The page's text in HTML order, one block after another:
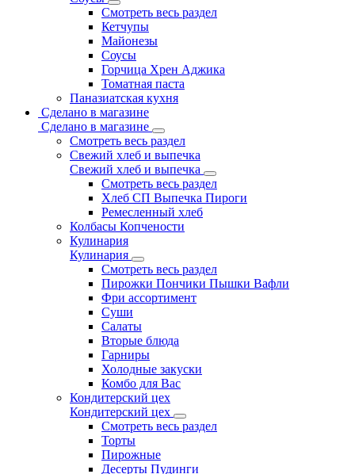
Смотреть весь раздел
Кетчупы
Майонезы
Соусы
Горчица Хрен Аджика
Томатная паста
Паназиатская кухня
Сделано в магазине
Сделано в магазине
Смотреть весь раздел
Свежий хлеб и выпечка
Свежий хлеб и выпечка
Смотреть весь раздел
Хлеб СП Выпечка Пироги
Ремесленный хлеб
Колбасы Копчености
Кулинария
Кулинария
Смотреть весь раздел
Пирожки Пончики Пышки Вафли
Фри ассортимент
Суши
Салаты
Вторые блюда
Гарниры
Холодные закуски
Комбо для Вас
Кондитерский цех
Кондитерский цех
Смотреть весь раздел
Торты
Пирожные
Десерты Пудинги